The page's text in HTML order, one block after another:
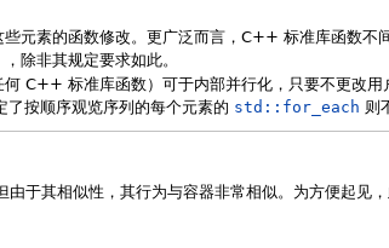
元素的函数修改。更广泛而言，C++ 标准库函数不
除非其规定要求如此。
C++ 标准库函数）可于内部并行化，只要不更改用
按顺序观览序列的每个元素的 std::for_each 则
由于其相似性，其行为与容器非常相似。为方便起见